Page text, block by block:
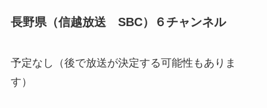
長野県（信越放送 SBC）６チャンネル
予定なし（後で放送が決定する可能性もありま
す）